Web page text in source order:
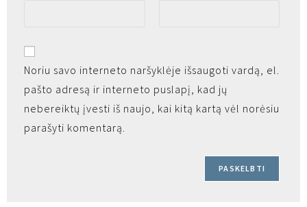
Noriu savo interneto naršyklėje išsaugoti vardą, el.
pašto adresą ir interneto puslapį, kad jų
nebereiktų įvesti iš naujo, kai kitą kartą vėl norėsiu
parašyti komentarą.